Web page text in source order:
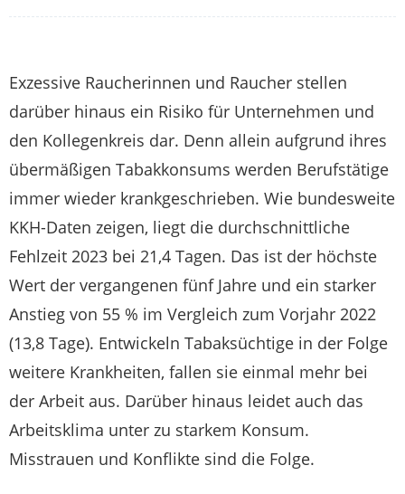
Exzessive Raucherinnen und Raucher stellen
darüber hinaus ein Risiko für Unternehmen und
den Kollegenkreis dar. Denn allein aufgrund ihres
übermäßigen Tabakkonsums werden Berufstätige
immer wieder krankgeschrieben. Wie bundesweite
KKH-Daten zeigen, liegt die durchschnittliche
Fehlzeit 2023 bei 21,4 Tagen. Das ist der höchste
Wert der vergangenen fünf Jahre und ein starker
Anstieg von 55 % im Vergleich zum Vorjahr 2022
(13,8 Tage). Entwickeln Tabaksüchtige in der Folge
weitere Krankheiten, fallen sie einmal mehr bei
der Arbeit aus. Darüber hinaus leidet auch das
Arbeitsklima unter zu starkem Konsum.
Misstrauen und Konflikte sind die Folge.